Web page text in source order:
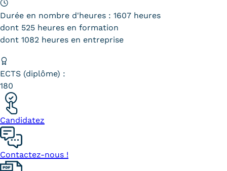
Modalités d'inscription
Tarifs
Infos entreprises
Durée en nombre d'heures : 1607 heures
dont 525 heures en formation
dont 1082 heures en entreprise
ECTS (diplôme) :
180
Candidatez
Contactez-nous !